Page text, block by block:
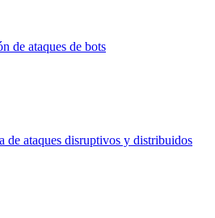
de ataques de bots
de ataques disruptivos y distribuidos